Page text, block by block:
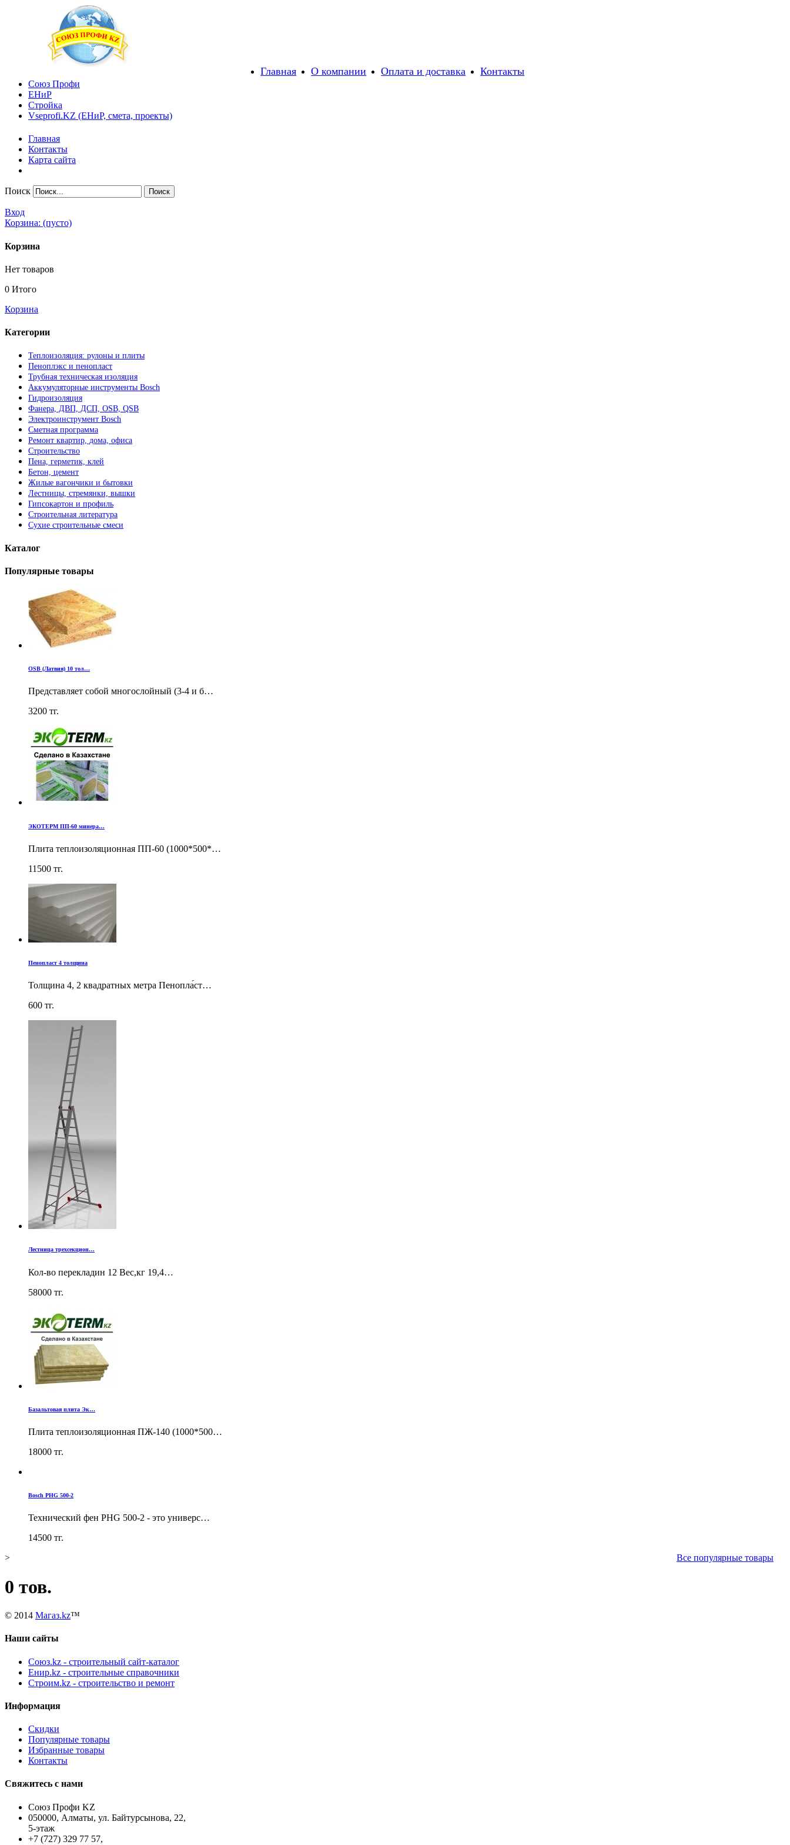
Главная О компании Оплата и доставка Контакты
Союз Профи
ЕНиР
Стройка
Vseprofi.KZ (ЕНиР, смета, проекты)
Главная
Контакты
Карта сайта
Поиск
Вход
Корзина: (пусто)
Корзина
Нет товаров
0 Итого
Корзина
Категории
Теплоизоляция: рулоны и плиты
Пеноплэкс и пенопласт
Трубная техническая изоляция
Аккумуляторные инструменты Bosch
Гидроизоляция
Фанера, ДВП, ДСП, OSB, QSB
Электроинструмент Bosch
Сметная программа
Ремонт квартир, дома, офиса
Строительство
Пена, герметик, клей
Бетон, цемент
Жилые вагончики и бытовки
Лестницы, стремянки, вышки
Гипсокартон и профиль
Строительная литература
Сухие строительные смеси
Каталог
Популярные товары
OSB (Латвия) 10 тол…
Представляет собой многослойный (3-4 и б…
3200 тг.
ЭКОТЕРМ ПП-60 минера…
Плита теплоизоляционная ПП-60 (1000*500*…
11500 тг.
Пенопласт 4 толщина
Толщина 4, 2 квадратных метра Пенопла́ст…
600 тг.
Лестница трехсекцион…
Кол-во перекладин 12 Вес,кг 19,4…
58000 тг.
Базальтовая плита Эк…
Плита теплоизоляционная ПЖ-140 (1000*500…
18000 тг.
Bosch PHG 500-2
Технический фен PHG 500-2 - это универс…
14500 тг.
Все популярные товары
>
0 тов.
© 2014 Магаз.kz™
Наши сайты
Союз.kz - строительный сайт-каталог
Енир.kz - строительные справочники
Строим.kz - строительство и ремонт
Информация
Скидки
Популярные товары
Избранные товары
Контакты
Свяжитесь с нами
Союз Профи KZ
050000, Алматы, ул. Байтурсынова, 22,
5-этаж
+7 (727) 329 77 57,